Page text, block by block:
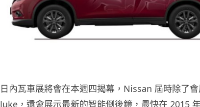
日內瓦車展將會在本週四揭幕，Nissan 屆時除了
Juke，還會展示最新的智能倒後鏡，最快在 2015